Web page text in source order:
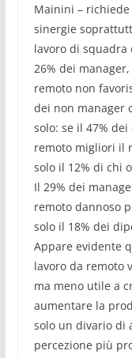
Mainini –
sinergie
lavoro di squadra
26% dei
remoto non
dei non manager
solo: se il 47%
remoto migliori il
solo il 12% di chi
Il 29% dei
remoto dannoso
solo il 18% dei
Appare evidente
lavoro da remoto
ma meno utile a
aumentare la
solo un divario di
percezione più